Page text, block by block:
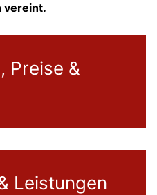
vereint.
Preise &
Leistungen